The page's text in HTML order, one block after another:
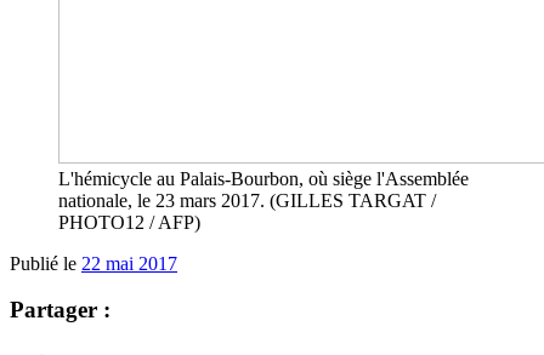
L'hémicycle au Palais-Bourbon, où siège l'Assemblée
nationale, le 23 mars 2017. (GILLES TARGAT /
PHOTO12 / AFP)
Publié le 22 mai 2017
Partager :